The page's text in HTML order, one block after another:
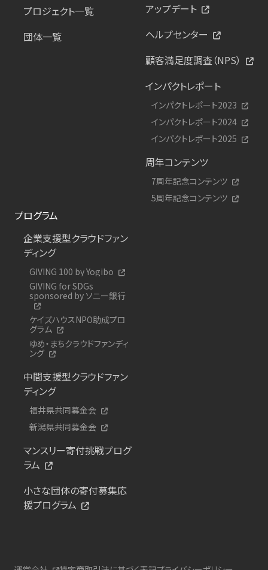
プロジェクト一覧
団体一覧
アップデート
ヘルプセンター
顧客満足度調査（NPS）
インパクトレポート
インパクトレポート2023
インパクトレポート2024
インパクトレポート2025
周年コンテンツ
7周年記念コンテンツ
5周年記念コンテンツ
プログラム
企業支援型クラウドファン
ディング
GIVING 100 by Yogibo
GIVING for SDGs
sponsored by ソニー銀行
ケイズハウスNPO助成プロ
グラム
ゆめ・まちクラウドファンディ
ング
中間支援型クラウドファン
ディング
福井県共同募金会
新潟県共同募金会
マンスリー寄付挑戦プログ
ラム
小さな団体の寄付募集応
援プログラム